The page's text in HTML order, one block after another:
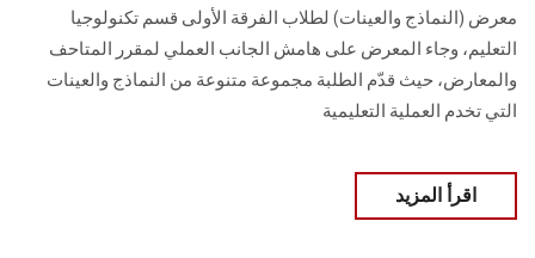
معرض (النماذج والعينات) لطلاب الفرقة الأولى قسم تكنولوجيا
التعليم، وجاء المعرض على هامش الجانب العملي لمقرر المتاحف
والمعارض، حيث قدّم الطلبة مجموعة متنوعة من النماذج والعينات
التي تخدم العملية التعليمية
اقرأ المزيد